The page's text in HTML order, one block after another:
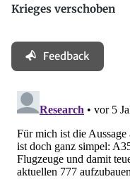
Krieges verschoben
Feedback